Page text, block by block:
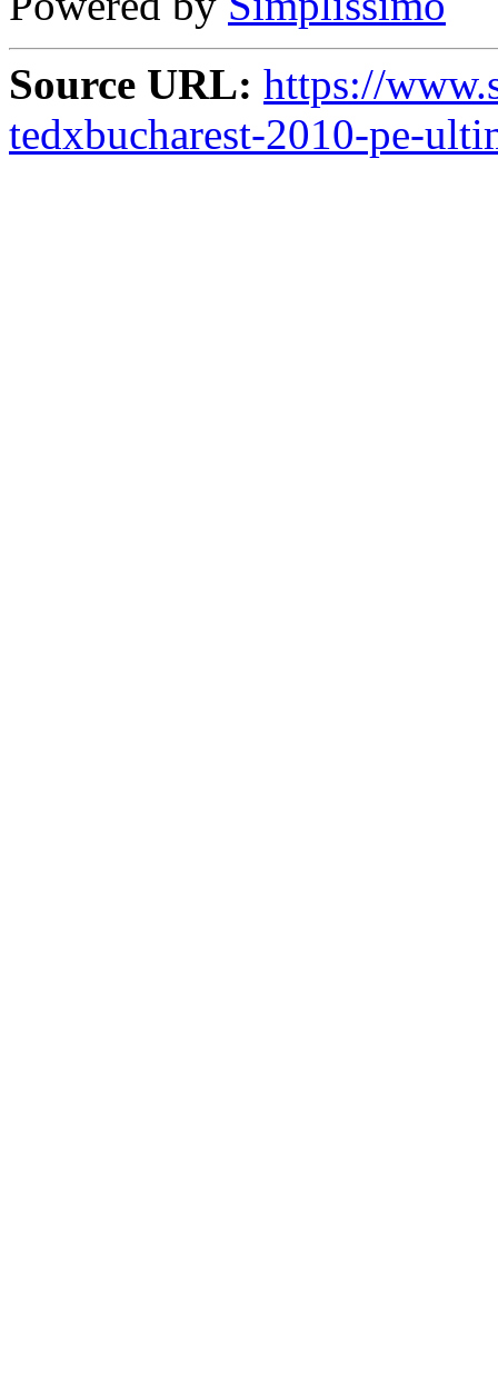
Source URL: https://
tedxbucharest-2010-pe-